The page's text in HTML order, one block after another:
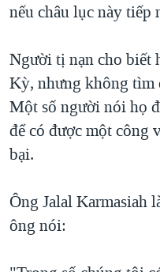
nếu châu lục này tiếp
Người tị nạn cho biết
Kỳ, nhưng không tìm
Một số người nói họ
để có được một công
bại.
Ông Jalal Karmasiah
ông nói: